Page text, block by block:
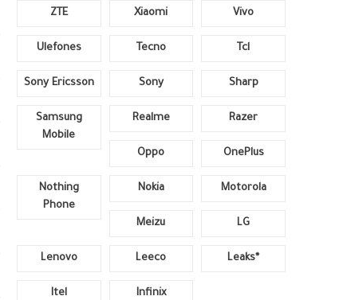
ZTE Xiaomi Vivo
Ulefones Tecno Tcl
Sony Ericsson Sony Sharp
Samsung
Mobile
Realme Razer
Oppo OnePlus
Nothing
Phone
Nokia Motorola
Meizu LG
Lenovo Leeco Leaks*
Itel Infinix